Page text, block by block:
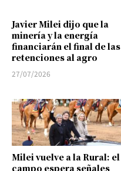
Javier Milei dijo que la
minería y la energía
financiarán el final de las
retenciones al agro
27/07/2026
Milei vuelve a la Rural: el
campo espera señales